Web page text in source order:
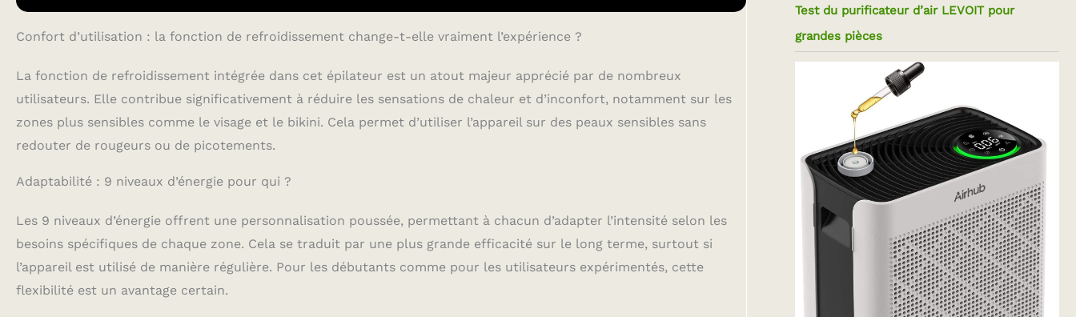
Confort d’utilisation : la fonction de refroidissement change-t-elle vraiment l’expérience ?
La fonction de refroidissement intégrée dans cet épilateur est un atout majeur apprécié par de nombreux
utilisateurs. Elle contribue significativement à réduire les sensations de chaleur et d’inconfort, notamment sur les
zones plus sensibles comme le visage et le bikini. Cela permet d’utiliser l’appareil sur des peaux sensibles sans
redouter de rougeurs ou de picotements.
Adaptabilité : 9 niveaux d’énergie pour qui ?
Les 9 niveaux d’énergie offrent une personnalisation poussée, permettant à chacun d’adapter l’intensité selon les
besoins spécifiques de chaque zone. Cela se traduit par une plus grande efficacité sur le long terme, surtout si
l’appareil est utilisé de manière régulière. Pour les débutants comme pour les utilisateurs expérimentés, cette
flexibilité est un avantage certain.
Test du purificateur d’air LEVOIT pour
grandes pièces